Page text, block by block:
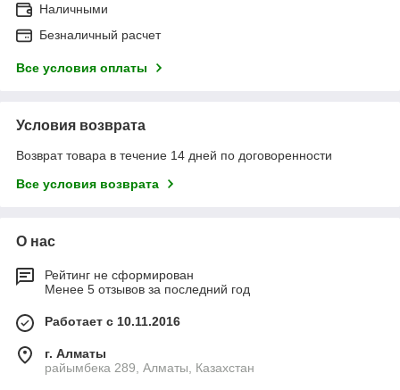
Наличными
Безналичный расчет
Все условия оплаты
Условия возврата
Возврат товара в течение 14 дней по договоренности
Все условия возврата
О нас
Рейтинг не сформирован
Менее 5 отзывов за последний год
Работает с 10.11.2016
г. Алматы
райымбека 289, Алматы, Казахстан